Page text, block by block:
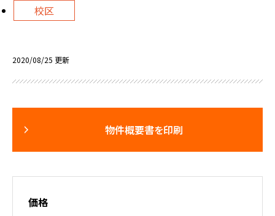
校区
2020/08/25 更新
物件概要書を印刷
価格